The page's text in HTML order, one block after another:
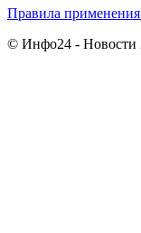
Правила
© Инфо24 - Новости